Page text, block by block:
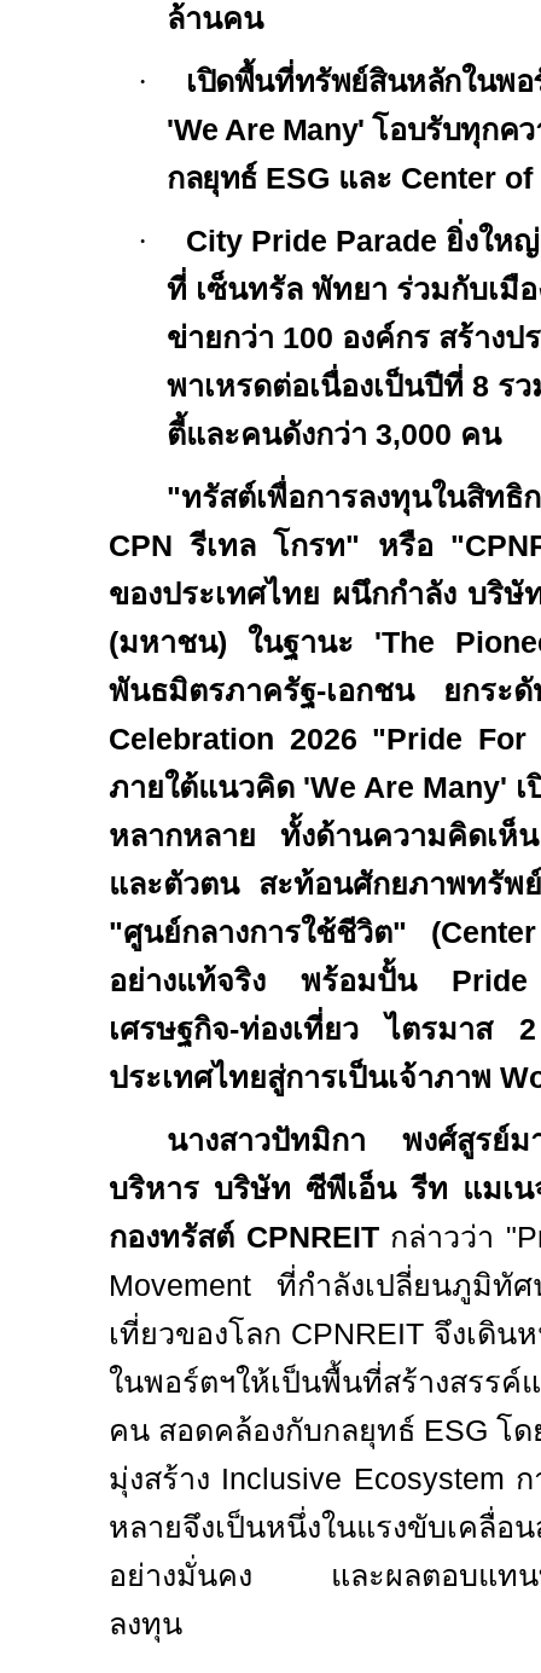
ล้านคน
·
เปิดพื้นที่ทรัพย์สินหลักในพ
'We Are Many'โอบรับทุกค
กลยุทธ์ ESG และ Center
·
City Pride Parade ยิ่งให
ที่ เซ็นทรัล พัทยา ร่วมกับเมื
ข่ายกว่า 100 องค์กร สร้าง
พาเหรดต่อเนื่องเป็นปีที่ 8 ร
ตี้และคนดังกว่า 3,000 คน
"ทรัสต์เพื่อการลงทุนในสิทธิ
CPNรีเทล โกรท" หรือ "
ของประเทศไทย ผนึกกำลัง บริ
(มหาชน) ในฐานะ 'The
พันธมิตรภาครัฐ-เอกชน ยกร
Celebration 2026 "Pride
ภายใต้แนวคิด 'We Are Many'
หลากหลาย ทั้งด้านความคิดเ
และตัวตน สะท้อนศักยภาพทรัพ
"ศูนย์กลางการใช้ชีวิต" (
อย่างแท้จริง พร้อมปั้น
เศรษฐกิจ-ท่องเที่ยว ไตรมาส
ประเทศไทยสู่การเป็นเจ้าภาพ
นางสาวปัทมิกา พงศ์สูรย์
บริหาร บริษัท ซีพีเอ็น รีท แมเ
กองทรัสต์ CPNREIT กล่าวว่า "
Movement ที่กำลังเปลี่ยนภูมิทัศ
เที่ยวของโลก CPNREIT จึงเดิน
ในพอร์ตฯให้เป็นพื้นที่สร้างสรรค์
คน สอดคล้องกับกลยุทธ์ ESG โด
มุ่งสร้าง Inclusive Ecosystem
หลายจึงเป็นหนึ่งในแรงขับเคลื่อ
อย่างมั่นคง และผลตอบแทน
ลงทุน